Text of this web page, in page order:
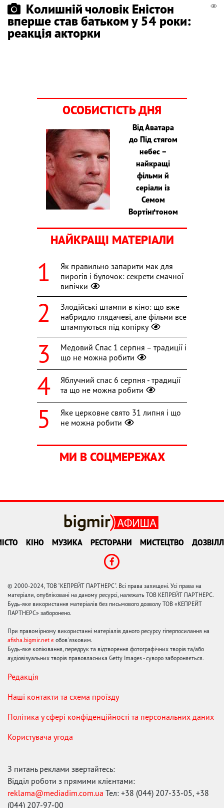
Колишній чоловік Еністон
вперше став батьком у 54 роки:
реакція акторки
ОСОБИСТІСТЬ ДНЯ
Від Аватара
до Під стягом
небес –
найкращі
фільми й
серіали із
Семом
Вортінґтоном
НАЙКРАЩІ МАТЕРІАЛИ
Як правильно запарити мак для
пирогів і булочок: секрети смачної
випічки
Злодійські штампи в кіно: що вже
набридло глядачеві, але фільми все
штампуються під копірку
Медовий Спас 1 серпня – традиції і
що не можна робити
Яблучний спас 6 серпня - традиції
та що не можна робити
Яке церковне свято 31 липня і що
не можна робити
МИ В СОЦМЕРЕЖАХ
КІНО МУЗИКА РЕСТОРАНИ МИСТЕЦТВО
© 2000-2024, ТОВ "КЕПРЕЙТ ПАРТНЕРС". Всі права захищені. Усі права на
матеріали, опубліковані на даному ресурсі, належать ТОВ КЕПРЕЙТ ПАРТНЕРС.
Будь-яке використання матеріалів без письмового дозволу ТОВ «КЕПРЕЙТ
ПАРТНЕРС» заборонено.
При правомірному використанні матеріалів даного ресурсу гіперпосилання на
afisha.bigmir.net є обов'язковим.
Будь-яке копіювання, передрук та відтворення фотографічних творів та/або
аудіовізуальних творів правовласника Getty Images - суворо забороняється.
Редакція
Наші контакти та схема проїзду
Політика у сфері конфіденційності та персональних даних
Користувача угода
З питань реклами звертайтесь:
Відділ роботи з прямими клієнтами:
reklama@mediadim.com.ua Тел: +38 (044) 207-33-05, +38
(044) 207-97-00